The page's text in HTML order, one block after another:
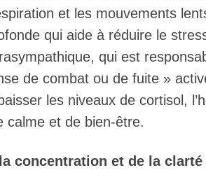
et les mouvements
qui aide à réduire le
qui est
de combat ou de fuite »
les niveaux de cortisol,
calme et de bien-être.
concentration et de la clarté